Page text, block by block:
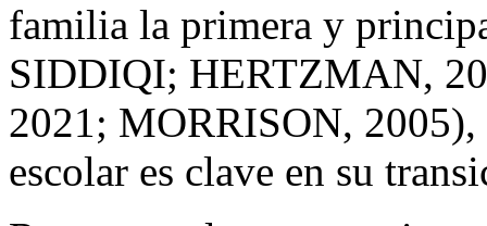
familia la primera y
SIDDIQI; HERTZMAN,
2021; MORRISON,
escolar es clave en su